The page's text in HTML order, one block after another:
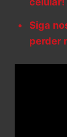
Siga
perder